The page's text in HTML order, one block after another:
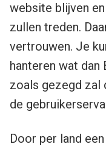
website blijven
zullen treden.
vertrouwen. Je
hanteren wat dan
zoals gezegd zal
de
Door per land